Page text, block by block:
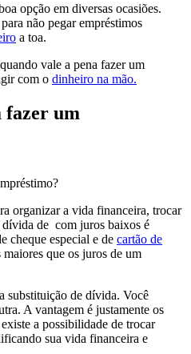
opção em diversas ocasiões.
não pegar empréstimos
a toa.
vale a pena fazer um
com o dinheiro na mão.
fazer um
organizar a vida financeira, trocar
de com juros baixos é
cheque especial e de cartão de
que os juros de um
substituição de dívida. Você
A vantagem é justamente os
a possibilidade de trocar
sua vida financeira e